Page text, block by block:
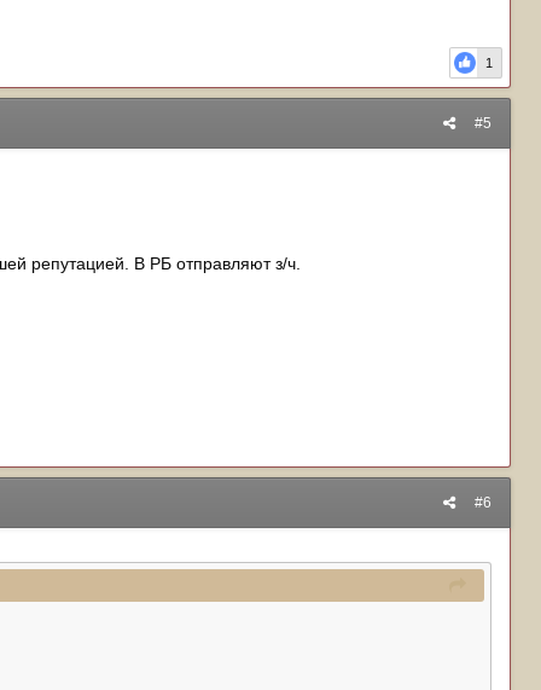
1
#5
репутацией. В РБ отправляют з/ч.
#6